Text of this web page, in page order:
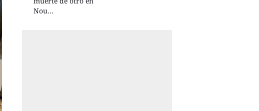
Nou...